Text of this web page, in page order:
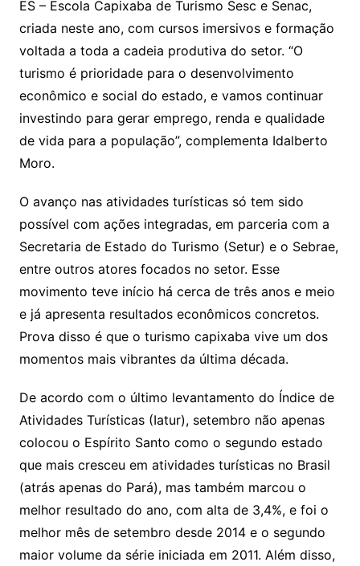
ES – Escola Capixaba de Turismo Sesc e Senac,
criada neste ano, com cursos imersivos e formação
voltada a toda a cadeia produtiva do setor. “O
turismo é prioridade para o desenvolvimento
econômico e social do estado, e vamos continuar
investindo para gerar emprego, renda e qualidade
de vida para a população”, complementa Idalberto
Moro.
O avanço nas atividades turísticas só tem sido
possível com ações integradas, em parceria com a
Secretaria de Estado do Turismo (Setur) e o Sebrae,
entre outros atores focados no setor. Esse
movimento teve início há cerca de três anos e meio
e já apresenta resultados econômicos concretos.
Prova disso é que o turismo capixaba vive um dos
momentos mais vibrantes da última década.
De acordo com o último levantamento do Índice de
Atividades Turísticas (Iatur), setembro não apenas
colocou o Espírito Santo como o segundo estado
que mais cresceu em atividades turísticas no Brasil
(atrás apenas do Pará), mas também marcou o
melhor resultado do ano, com alta de 3,4%, e foi o
melhor mês de setembro desde 2014 e o segundo
maior volume da série iniciada em 2011. Além disso,